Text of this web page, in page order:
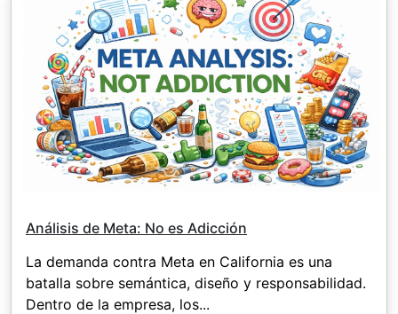
Análisis de Meta: No es Adicción
La demanda contra Meta en California es una
batalla sobre semántica, diseño y responsabilidad.
Dentro de la empresa, los...